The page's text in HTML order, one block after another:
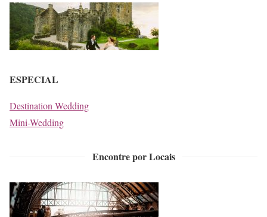
ESPECIAL
Destination Wedding
Mini-Wedding
Encontre por Locais